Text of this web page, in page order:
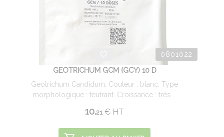
0801022
GEOTRICHUM GCM (GCY) 10 D
Geotrichum Candidum. Couleur : blanc. Type
morphologique : feutrant. Croissance : très ...
10.21 € HT